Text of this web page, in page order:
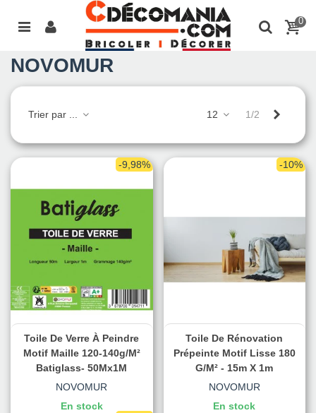
0
NOVOMUR
Trier par ... 12 1/2
-9,98%
Toile De Verre À Peindre
Motif Maille 120-140g/m²
Batiglass- 50Mx1M
NOVOMUR
En stock
-10%
Toile De Rénovation
Prépeinte Motif Lisse 180
G/m² - 15m X 1m
NOVOMUR
En stock